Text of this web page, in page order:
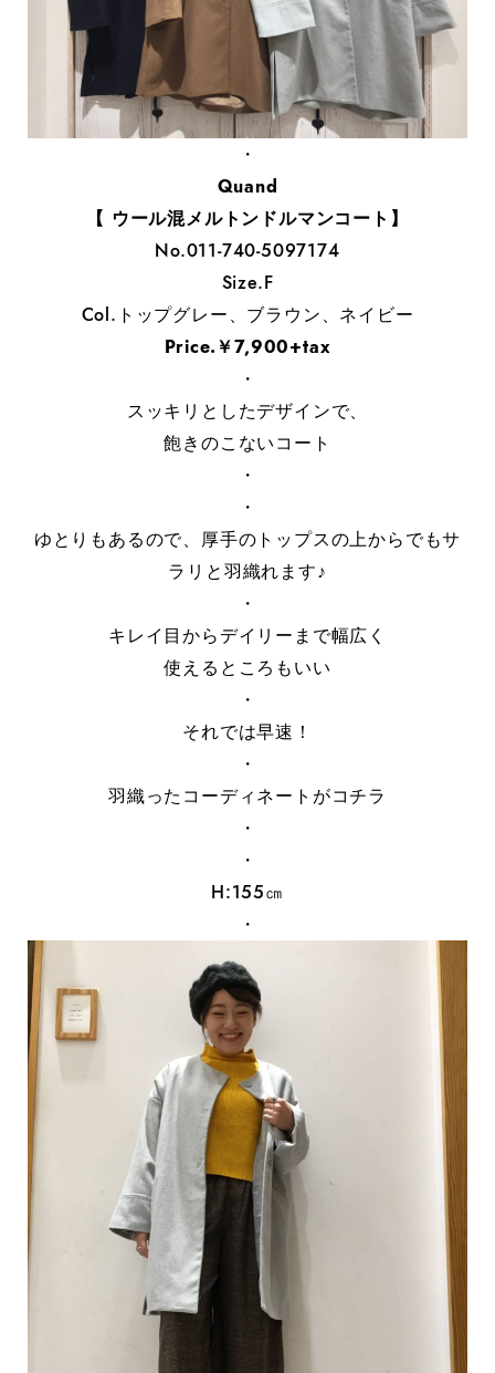
・
Quand
【 ウール混メルトンドルマンコート】
No.011-740-5097174
Size.F
Col.トップグレー、ブラウン、ネイビー
Price.￥7,900+tax
・
スッキリとしたデザインで、
飽きのこないコート
・
・
ゆとりもあるので、厚手のトップスの上からでもサ
ラリと羽織れます♪
・
キレイ目からデイリーまで幅広く
使えるところもいい
・
それでは早速！
・
羽織ったコーディネートがコチラ
・
・
H:155㎝
・